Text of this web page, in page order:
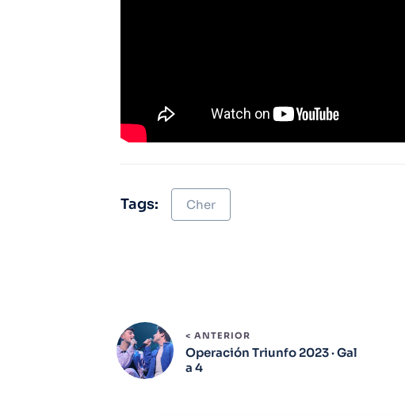
Tags: Cher
< ANTERIOR
Operación Triunfo 2023 · Gal
a 4